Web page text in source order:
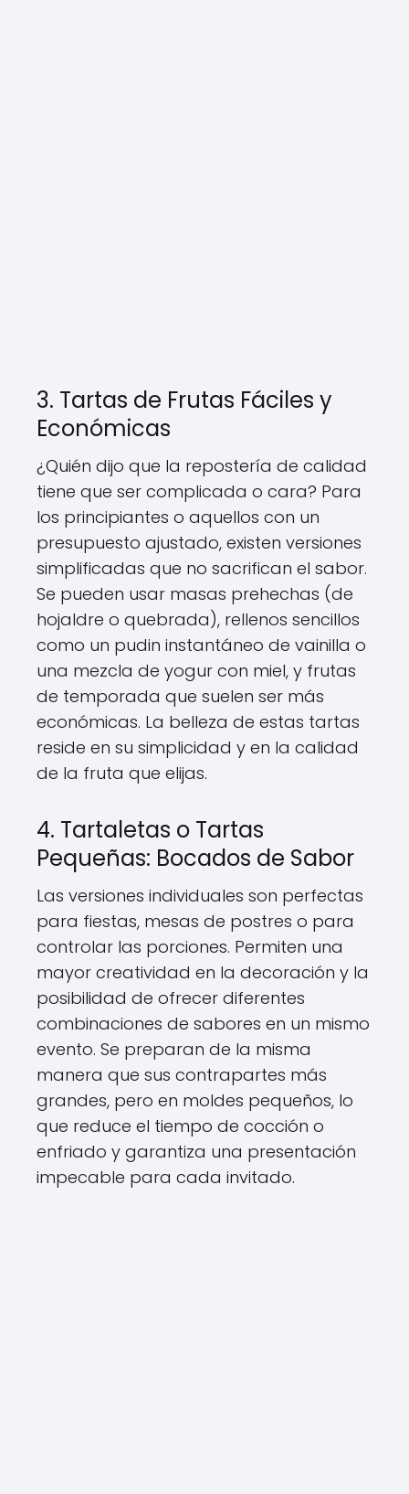
3. Tartas de Frutas Fáciles y
Económicas
¿Quién dijo que la repostería de calidad
tiene que ser complicada o cara? Para
los principiantes o aquellos con un
presupuesto ajustado, existen versiones
simplificadas que no sacrifican el sabor.
Se pueden usar masas prehechas (de
hojaldre o quebrada), rellenos sencillos
como un pudin instantáneo de vainilla o
una mezcla de yogur con miel, y frutas
de temporada que suelen ser más
económicas. La belleza de estas tartas
reside en su simplicidad y en la calidad
de la fruta que elijas.
4. Tartaletas o Tartas
Pequeñas: Bocados de Sabor
Las versiones individuales son perfectas
para fiestas, mesas de postres o para
controlar las porciones. Permiten una
mayor creatividad en la decoración y la
posibilidad de ofrecer diferentes
combinaciones de sabores en un mismo
evento. Se preparan de la misma
manera que sus contrapartes más
grandes, pero en moldes pequeños, lo
que reduce el tiempo de cocción o
enfriado y garantiza una presentación
impecable para cada invitado.